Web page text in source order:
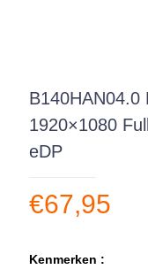
B140HAN04.0
1920×1080
eDP
€67,95
Kenmerken :